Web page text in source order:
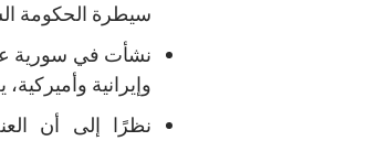
سيطرة الحكومة
نشأت في سورية
وإيرانية
نظرًا إلى أن